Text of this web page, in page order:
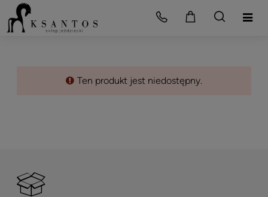
Ten produkt jest niedostępny.